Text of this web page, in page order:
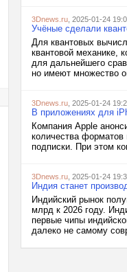
3Dnews.ru , 2025-01-24
Учёные сделали
Для квантовых
квантовой механике,
для дальнейшего
но имеют множество
3Dnews.ru , 2025-01-24
В приложениях для
Компания Apple
количества форматов
подписки. При этом
3Dnews.ru , 2025-01-24
Индия станет
Индийский рынок
млрд к 2026 году.
первые чипы
далеко не самому